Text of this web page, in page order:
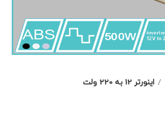
کنید
اینورتر 12 به 220 ولت